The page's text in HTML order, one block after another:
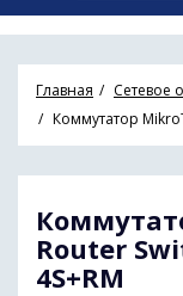
Главная Сетевое
Коммутатор
Router
4S+RM